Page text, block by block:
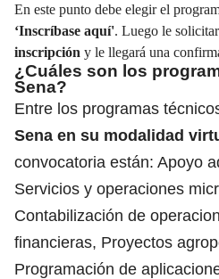
En este punto debe elegir el
‘Inscríbase aquí'. Luego le
inscripción y le llegará una
¿Cuáles son los
Sena?
Entre los programas
Sena en su modalidad
convocatoria están: Apoyo
Servicios y operaciones
Contabilización de
financieras, Proyectos
Programación de